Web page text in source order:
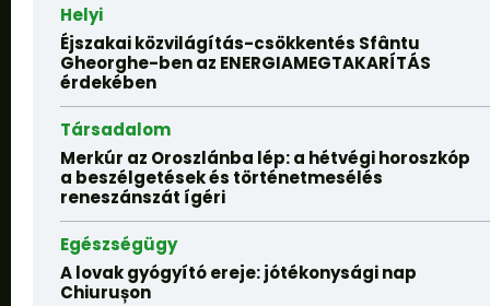
Helyi
Éjszakai közvilágítás-csökkentés Sfântu
Gheorghe-ben az ENERGIAMEGTAKARÍTÁS
érdekében
Társadalom
Merkúr az Oroszlánba lép: a hétvégi horoszkóp
a beszélgetések és történetmesélés
reneszánszát ígéri
Egészségügy
A lovak gyógyító ereje: jótékonysági nap
Chiurușon